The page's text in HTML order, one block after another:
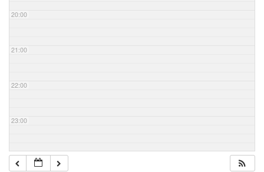
20:00
21:00
22:00
23:00